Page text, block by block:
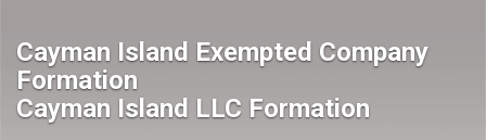
Cayman Island Exempted Company
Formation
Cayman Island LLC Formation